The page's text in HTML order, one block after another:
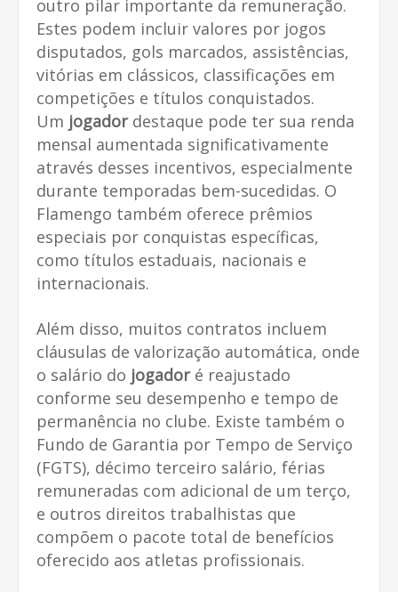
outro pilar importante da remuneração.
Estes podem incluir valores por jogos
disputados, gols marcados, assistências,
vitórias em clássicos, classificações em
competições e títulos conquistados.
Um jogadordestaque pode ter sua renda
mensal aumentada significativamente
através desses incentivos, especialmente
durante temporadas bem-sucedidas. O
Flamengo também oferece prêmios
especiais por conquistas específicas,
como títulos estaduais, nacionais e
internacionais.
Além disso, muitos contratos incluem
cláusulas de valorização automática, onde
o salário do jogadoré reajustado
conforme seu desempenho e tempo de
permanência no clube. Existe também o
Fundo de Garantia por Tempo de Serviço
(FGTS), décimo terceiro salário, férias
remuneradas com adicional de um terço,
e outros direitos trabalhistas que
compõem o pacote total de benefícios
oferecido aos atletas profissionais.